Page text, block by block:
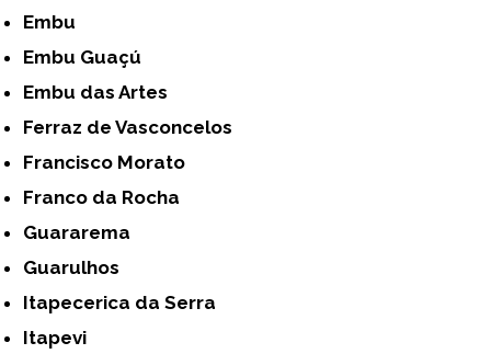
Embu
Embu Guaçú
Embu das Artes
Ferraz de Vasconcelos
Francisco Morato
Franco da Rocha
Guararema
Guarulhos
Itapecerica da Serra
Itapevi